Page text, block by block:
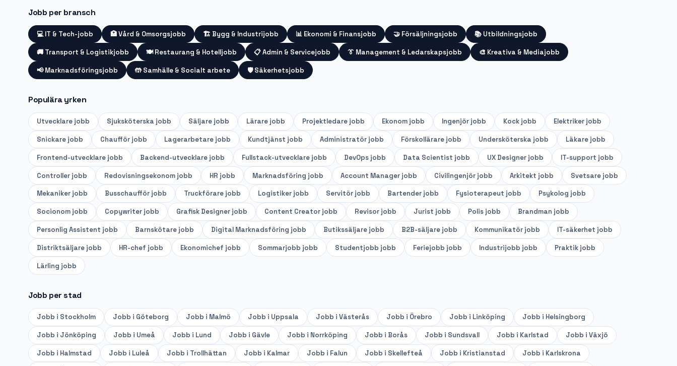
Jobb per bransch
💻 IT & Tech-jobb 🏥Vård & Omsorgsjobb 🏗️ Bygg & Industrijobb 📊 Ekonomi & Finansjobb 🤝 Försäljningsjobb 📚 Utbildningsjobb
🚚 Transport & Logistikjobb 🍽️ Restaurang & Hotelljobb 📋Admin & Servicejobb 👔 Management & Ledarskapsjobb 🎨 Kreativa & Mediajobb
📢 Marknadsföringsjobb 🤲 Samhälle & Socialt arbete 🛡️ Säkerhetsjobb
Populära yrken
Utvecklare jobb Sjuksköterska jobb Säljare jobb Lärare jobb Projektledare jobb Ekonom jobb Ingenjör jobb Kock jobb Elektriker jobb
Snickare jobb Chaufför jobb Lagerarbetare jobb Kundtjänst jobb Administratör jobb Förskollärare jobb Undersköterska jobb Läkare jobb
Frontend-utvecklare jobb Backend-utvecklare jobb Fullstack-utvecklare jobb DevOps jobb Data Scientist jobb UX Designer jobb IT-support jobb
Controller jobb Redovisningsekonom jobb HR jobb Marknadsföring jobb Account Manager jobb Civilingenjör jobb Arkitekt jobb Svetsare jobb
Mekaniker jobb Busschaufför jobb Truckförare jobb Logistiker jobb Servitör jobb Bartender jobb Fysioterapeut jobb Psykolog jobb
Socionom jobb Copywriter jobb Grafisk Designer jobb Content Creator jobb Revisor jobb Jurist jobb Polis jobb Brandman jobb
Personlig Assistent jobb Barnskötare jobb Digital Marknadsföring jobb Butikssäljare jobb B2B-säljare jobb Kommunikatör jobb IT-säkerhet jobb
Distriktsäljare jobb HR-chef jobb Ekonomichef jobb Sommarjobb jobb Studentjobb jobb Feriejobb jobb Industrijobb jobb Praktik jobb
Lärling jobb
Jobb per stad
Jobb i Stockholm Jobb i Göteborg Jobb i Malmö Jobb i Uppsala Jobb i Västerås Jobb i Örebro Jobb i Linköping Jobb i Helsingborg
Jobb i Jönköping Jobb i Umeå Jobb i Lund Jobb i Gävle Jobb i Norrköping Jobb i Borås Jobb i Sundsvall Jobb i Karlstad Jobb i Växjö
Jobb i Halmstad Jobb i Luleå Jobb i Trollhättan Jobb i Kalmar Jobb i Falun Jobb i Skellefteå Jobb i Kristianstad Jobb i Karlskrona